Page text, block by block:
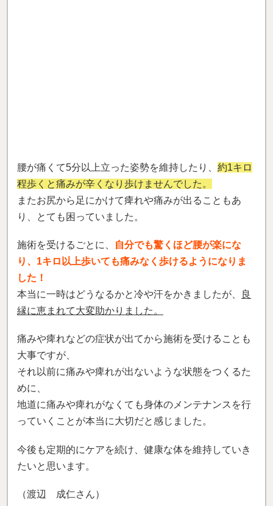
施術を受けるごとに、 自分でも驚くほど腰が楽にな
り、1キロ以上歩いても痛みなく歩けるようになりま
した！
縁に恵まれて大変助かりました。
痛みや痺れなどの症状が出てから施術を受けることも
大事ですが、
それ以前に痛みや痺れが出ないような状態をつくるた
地道に痛みや痺れがなくても身体のメンテナンスを行
っていくことが本当に大切だと感じました。
今後も定期的にケアを続け、健康な体を維持していき
たいと思います。
※効果には個人差があります